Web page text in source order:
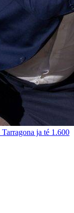
ja té 1.600